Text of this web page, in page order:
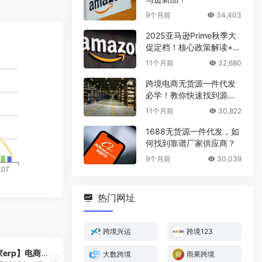
【网店管家erp】电商ERP
9个月前 34,403
2025亚马逊Prime秋季大
促定档！核心政策解读+爆
款选品攻略
11个月前 32,680
跨境电商无货源一件代发
必学！教你快速找到源头
厂家
11个月前 30,822
1688无货源一件代发，如
何找到靠谱厂家供应商？
9个月前 30,039
热门网址
跨境兴运 跨境123
大数跨境 雨果跨境